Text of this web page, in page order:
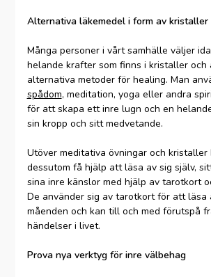
Alternativa läkemedel i form av kristaller
Många personer i vårt samhälle väljer
helande krafter som finns i kristaller och
alternativa metoder för healing. Man
spådom, meditation, yoga eller andra
för att skapa ett inre lugn och en
sin kropp och sitt medvetande.
Utöver meditativa övningar och kristaller
dessutom få hjälp att läsa av sig själv,
sina inre känslor med hjälp av tarotkort
De använder sig av tarotkort för att läsa
måenden och kan till och med förutspå
händelser i livet.
Prova nya verktyg för inre välbehag